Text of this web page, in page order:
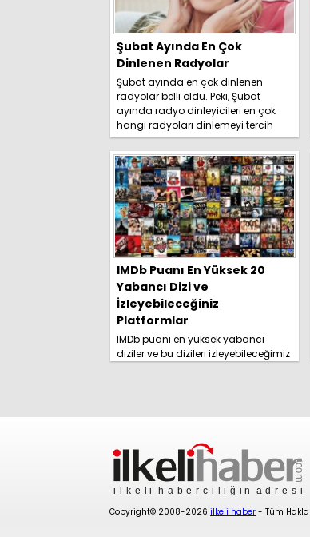
Şubat Ayında En Çok
Dinlenen Radyolar
Şubat ayında en çok dinlenen
radyolar belli oldu. Peki, Şubat
ayında radyo dinleyicileri en çok
hangi radyoları dinlemeyi tercih
etti? İşte detaylar.....
IMDb Puanı En Yüksek 20
Yabancı Dizi ve
İzleyebileceğiniz
Platformlar
IMDb puanı en yüksek yabancı
diziler ve bu dizileri izleyebileceğimiz
Copyright© 2008-2026 ilkeli haber - Tüm